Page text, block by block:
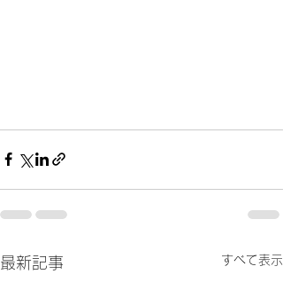
最新記事 すべて表示